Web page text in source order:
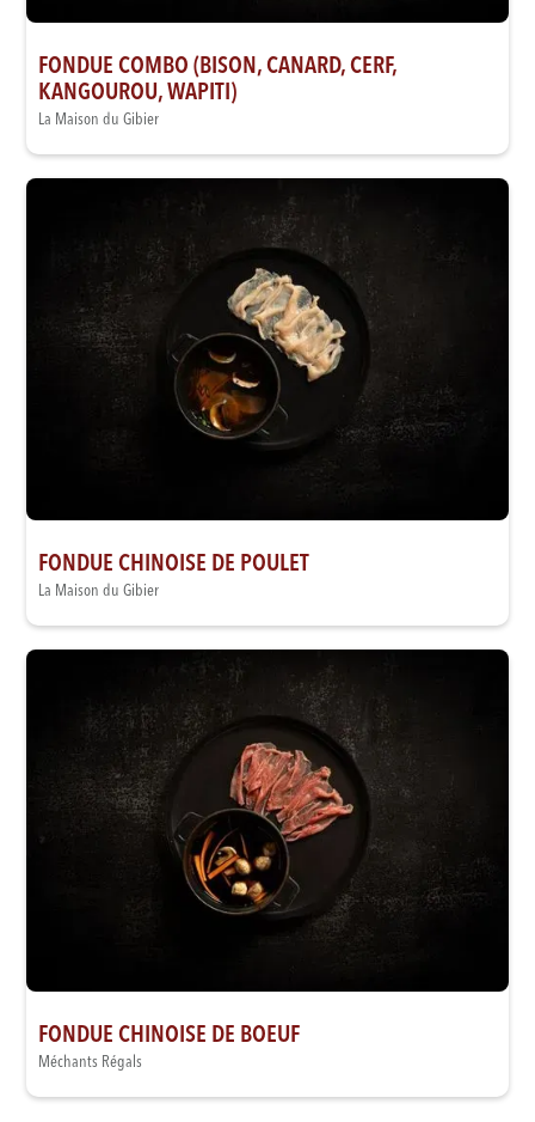
FONDUE COMBO (BISON, CANARD, CERF,
KANGOUROU, WAPITI)
La Maison du Gibier
FONDUE CHINOISE DE POULET
La Maison du Gibier
FONDUE CHINOISE DE BOEUF
Méchants Régals